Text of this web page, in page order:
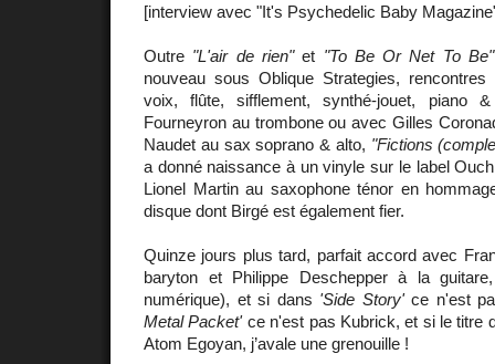
[interview avec "It's Psychedelic Baby
Outre "L'air de rien"et "To Be Or Net To Be"
nouveau sous Oblique Strategies,
voix, flûte, sifflement, synthé-jouet, piano
Fourneyron au trombone ou avec Gilles
Naudet au sax soprano & alto, "Fictions
a donné naissance à un vinyle sur le label
Lionel Martin au saxophone ténor en
disque dont Birgé est également fier.
Quinze jours plus tard, parfait accord avec
baryton et Philippe Deschepper à la
numérique), et si dans 'Side Story'ce n'est
Metal Packet'ce n'est pas Kubrick, et si le titre
Atom Egoyan, j’avale une grenouille !